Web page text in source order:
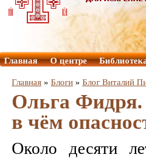
Главная О центре
Главная » Блоги » Блог Виталий
Ольга Фидря.
в чём
Около десяти